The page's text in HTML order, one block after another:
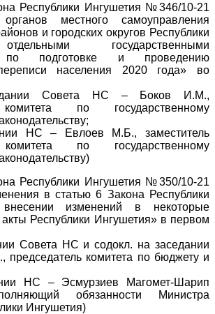
Республики Ингушетия №346/10-21
местного самоуправления
и городских округов Республики
государственными
по подготовке и проведению
населения 2020 года» во
Совета НС – Боков И.М.,
по государственному
НС – Евлоев М.Б., заместитель
по государственному
Республики Ингушетия №350/10-21
в статью 6 Закона Республики
изменений в некоторые
Республики Ингушетия» в первом
Совета НС и содокл. на заседании
комитета по бюджету и
НС – Эсмурзиев Магомет-Шарип
обязанности Министра
Ингушетия)